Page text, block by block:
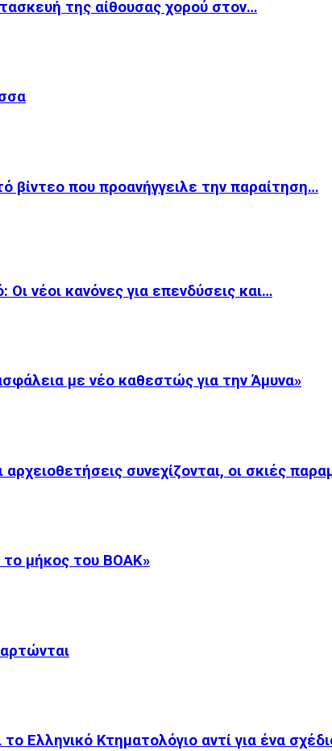
της αίθουσας χορού στον…
βίντεο που προανήγγειλε την παραίτηση…
Οι νέοι κανόνες για επενδύσεις και…
με νέο καθεστώς για την Άμυνα»
συνεχίζονται, οι σκιές
μήκος του ΒΟΑΚ»
Ελληνικό Κτηματολόγιο αντί για ένα